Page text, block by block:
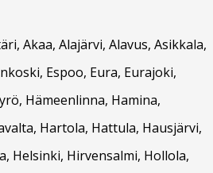
Akaa, Alajärvi, Alavus, Asikkala,
Espoo, Eura, Eurajoki,
Hämeenlinna, Hamina,
Hartola, Hattula, Hausjärvi,
Helsinki, Hirvensalmi, Hollola,